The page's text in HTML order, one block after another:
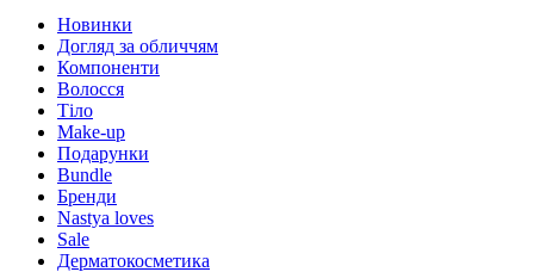
Новинки
Догляд за обличчям
Компоненти
Волосся
Тіло
Make-up
Подарунки
Bundle
Бренди
Nastya loves
Sale
Дерматокосметика